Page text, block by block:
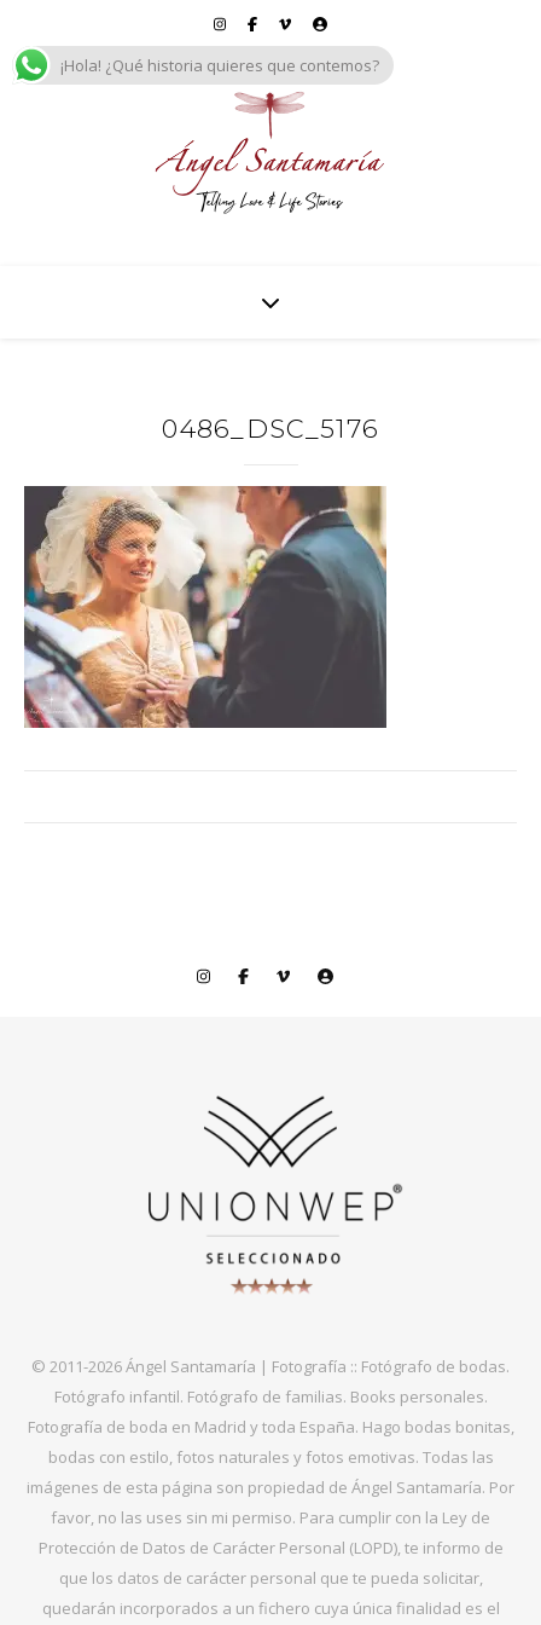
0486_DSC_5176
© 2011-2026 Ángel Santamaría | Fotografía :: Fotógrafo de bodas.
Fotógrafo infantil. Fotógrafo de familias. Books personales.
Fotografía de boda en Madrid y toda España. Hago bodas bonitas,
bodas con estilo, fotos naturales y fotos emotivas. Todas las
imágenes de esta página son propiedad de Ángel Santamaría. Por
favor, no las uses sin mi permiso. Para cumplir con la Ley de
Protección de Datos de Carácter Personal (LOPD), te informo de
que los datos de carácter personal que te pueda solicitar,
quedarán incorporados a un fichero cuya única finalidad es el
¡Hola! ¿Qué historia quieres que contemos?